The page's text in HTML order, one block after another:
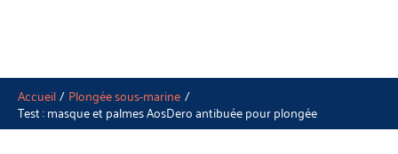
Accueil Plongée sous-marine
Test : masque et palmes AosDero antibuée pour plongée